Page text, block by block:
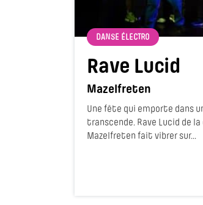
DANSE ÉLECTRO
Rave Lucid
Mazelfreten
Une fête qui emporte dans
transcende. Rave Lucid de
Mazelfreten fait vibrer sur...